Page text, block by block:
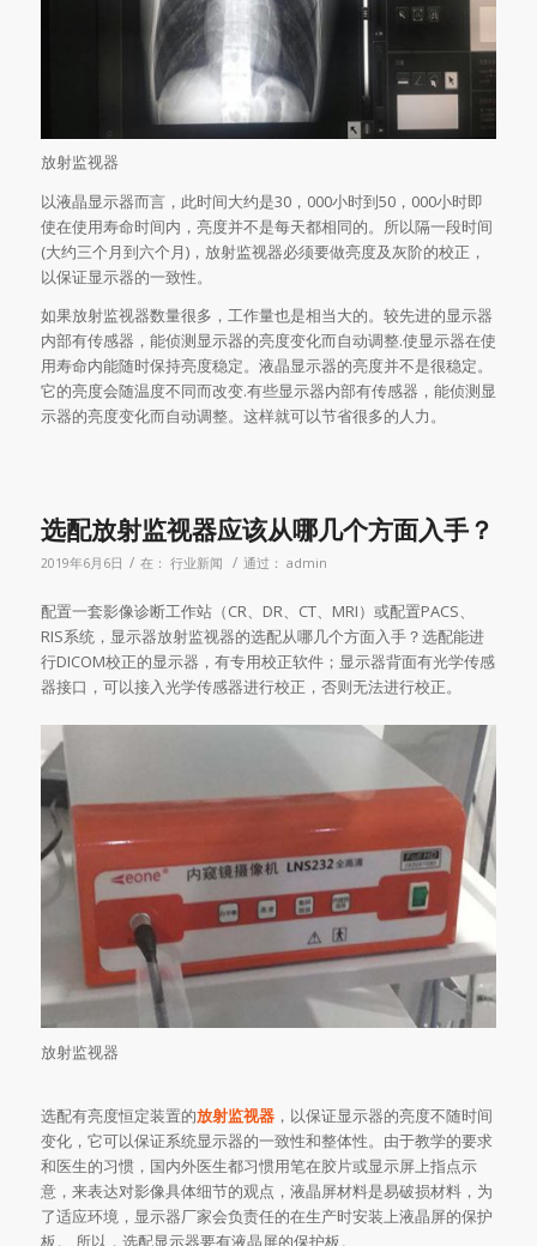
放射监视器
以液晶显示器而言，此时间大约是30，000小时到50，000小时即
使在使用寿命时间内，亮度并不是每天都相同的。所以隔一段时间
(大约三个月到六个月)，放射监视器必须要做亮度及灰阶的校正，
以保证显示器的一致性。
如果放射监视器数量很多，工作量也是相当大的。较先进的显示器
内部有传感器，能侦测显示器的亮度变化而自动调整.使显示器在使
用寿命内能随时保持亮度稳定。液晶显示器的亮度并不是很稳定。
它的亮度会随温度不同而改变.有些显示器内部有传感器，能侦测显
示器的亮度变化而自动调整。这样就可以节省很多的人力。
选配放射监视器应该从哪几个方面入手？
2019年6月6日 / 在： 行业新闻 / 通过： admin
配置一套影像诊断工作站（CR、DR、CT、MRI）或配置PACS、
RIS系统，显示器放射监视器的选配从哪几个方面入手？选配能进
行DICOM校正的显示器，有专用校正软件；显示器背面有光学传感
器接口，可以接入光学传感器进行校正，否则无法进行校正。
放射监视器
选配有亮度恒定装置的放射监视器，以保证显示器的亮度不随时间
变化，它可以保证系统显示器的一致性和整体性。由于教学的要求
和医生的习惯，国内外医生都习惯用笔在胶片或显示屏上指点示
意，来表达对影像具体细节的观点，液晶屏材料是易破损材料，为
了适应环境，显示器厂家会负责任的在生产时安装上液晶屏的保护
板。 所以，选配显示器要有液晶屏的保护板。